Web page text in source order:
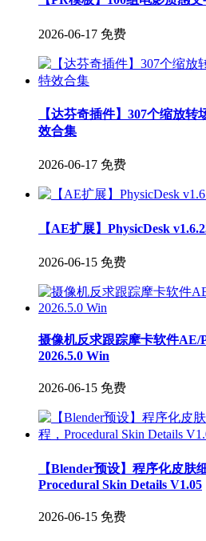
2026-06-17 免费
【达芬奇插件】307个缩放
效合集
2026-06-17 免费
【AE扩展】PhysicDesk
2026-06-15 免费
摄像机反求跟踪摩卡软件AE/
2026.5.0 Win
2026-06-15 免费
【Blender预设】程序化皮肤
Procedural Skin Details V1.05
2026-06-15 免费